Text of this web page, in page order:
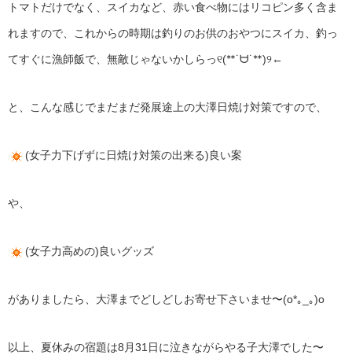
トマトだけでなく、スイカなど、赤い食べ物にはリコピン多く含ま
れますので、これからの時期は釣りのお供のおやつにスイカ、釣っ
てすぐに漁師飯で、無敵じゃないかしらっ୧(ᕯ˙ᗨ˙ᕯ)୨←
と、こんな感じでまだまだ発展途上の大澤日焼け対策ですので、
(女子力下げずに日焼け対策の出来る)良い案
や、
(女子力高めの)良いグッズ
がありましたら、大澤までどしどしお寄せ下さいませ〜(o*｡_｡)o
以上、夏休みの宿題は8月31日に泣きながらやる子大澤でした〜